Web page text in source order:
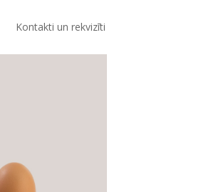
Kontakti un rekvizīti